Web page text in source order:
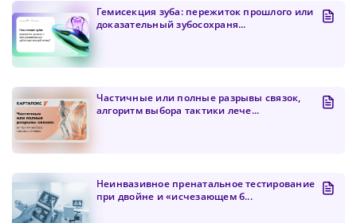
Гемисекция зуба: пережиток прошлого или
доказательный зубосохраня...
Частичные или полные разрывы связок,
алгоритм выбора тактики лече...
Неинвазивное пренатальное тестирование
при двойне и «исчезающем б...